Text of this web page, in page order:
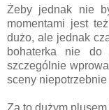
Żeby jednak nie
momentami jest
dużo, ale jednak
bohaterka nie
szczególnie
sceny niepotrzebnie
Za to dużym